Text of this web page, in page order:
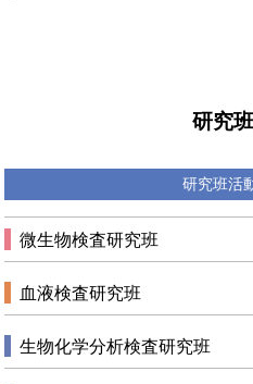
研究
研究班活
微生物検査研究班
血液検査研究班
生物化学分析検査研究班